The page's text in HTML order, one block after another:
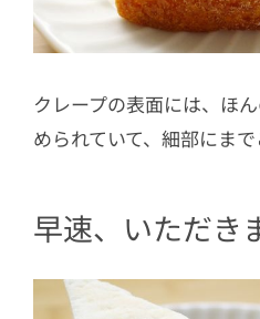
クレープの表面には、ほ
められていて、細部にま
早速、いただき